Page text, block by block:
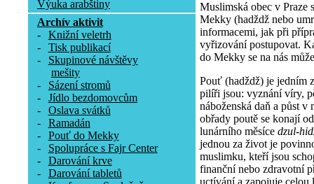
Výuka arabštiny
Archív aktivit
-
Knižní veletrh
-
Tisk publikací
-
Skupinové návštěvy
mešity
-
Sázení stromů
-
Jídlo bezdomovcům
-
Oslava svátků
-
Ramadán
-
Pouť do Mekky
-
Spolupráce s Fajr Center
-
Darování krve
-
Darování tabletů
Muslimská obec v Praze
Mekky (hadždž nebo
informacemi, jak při
vyřizování postupovat.
do Mekky se na nás
Pouť (hadždž) je jedním
pilíři jsou: vyznání víry,
náboženská daň a půst
obřady poutě se konají
lunárního měsíce dzul-
jednou za život je
muslimku, kteří jsou
finanční nebo zdravotní
uctívání a zapojuje celou